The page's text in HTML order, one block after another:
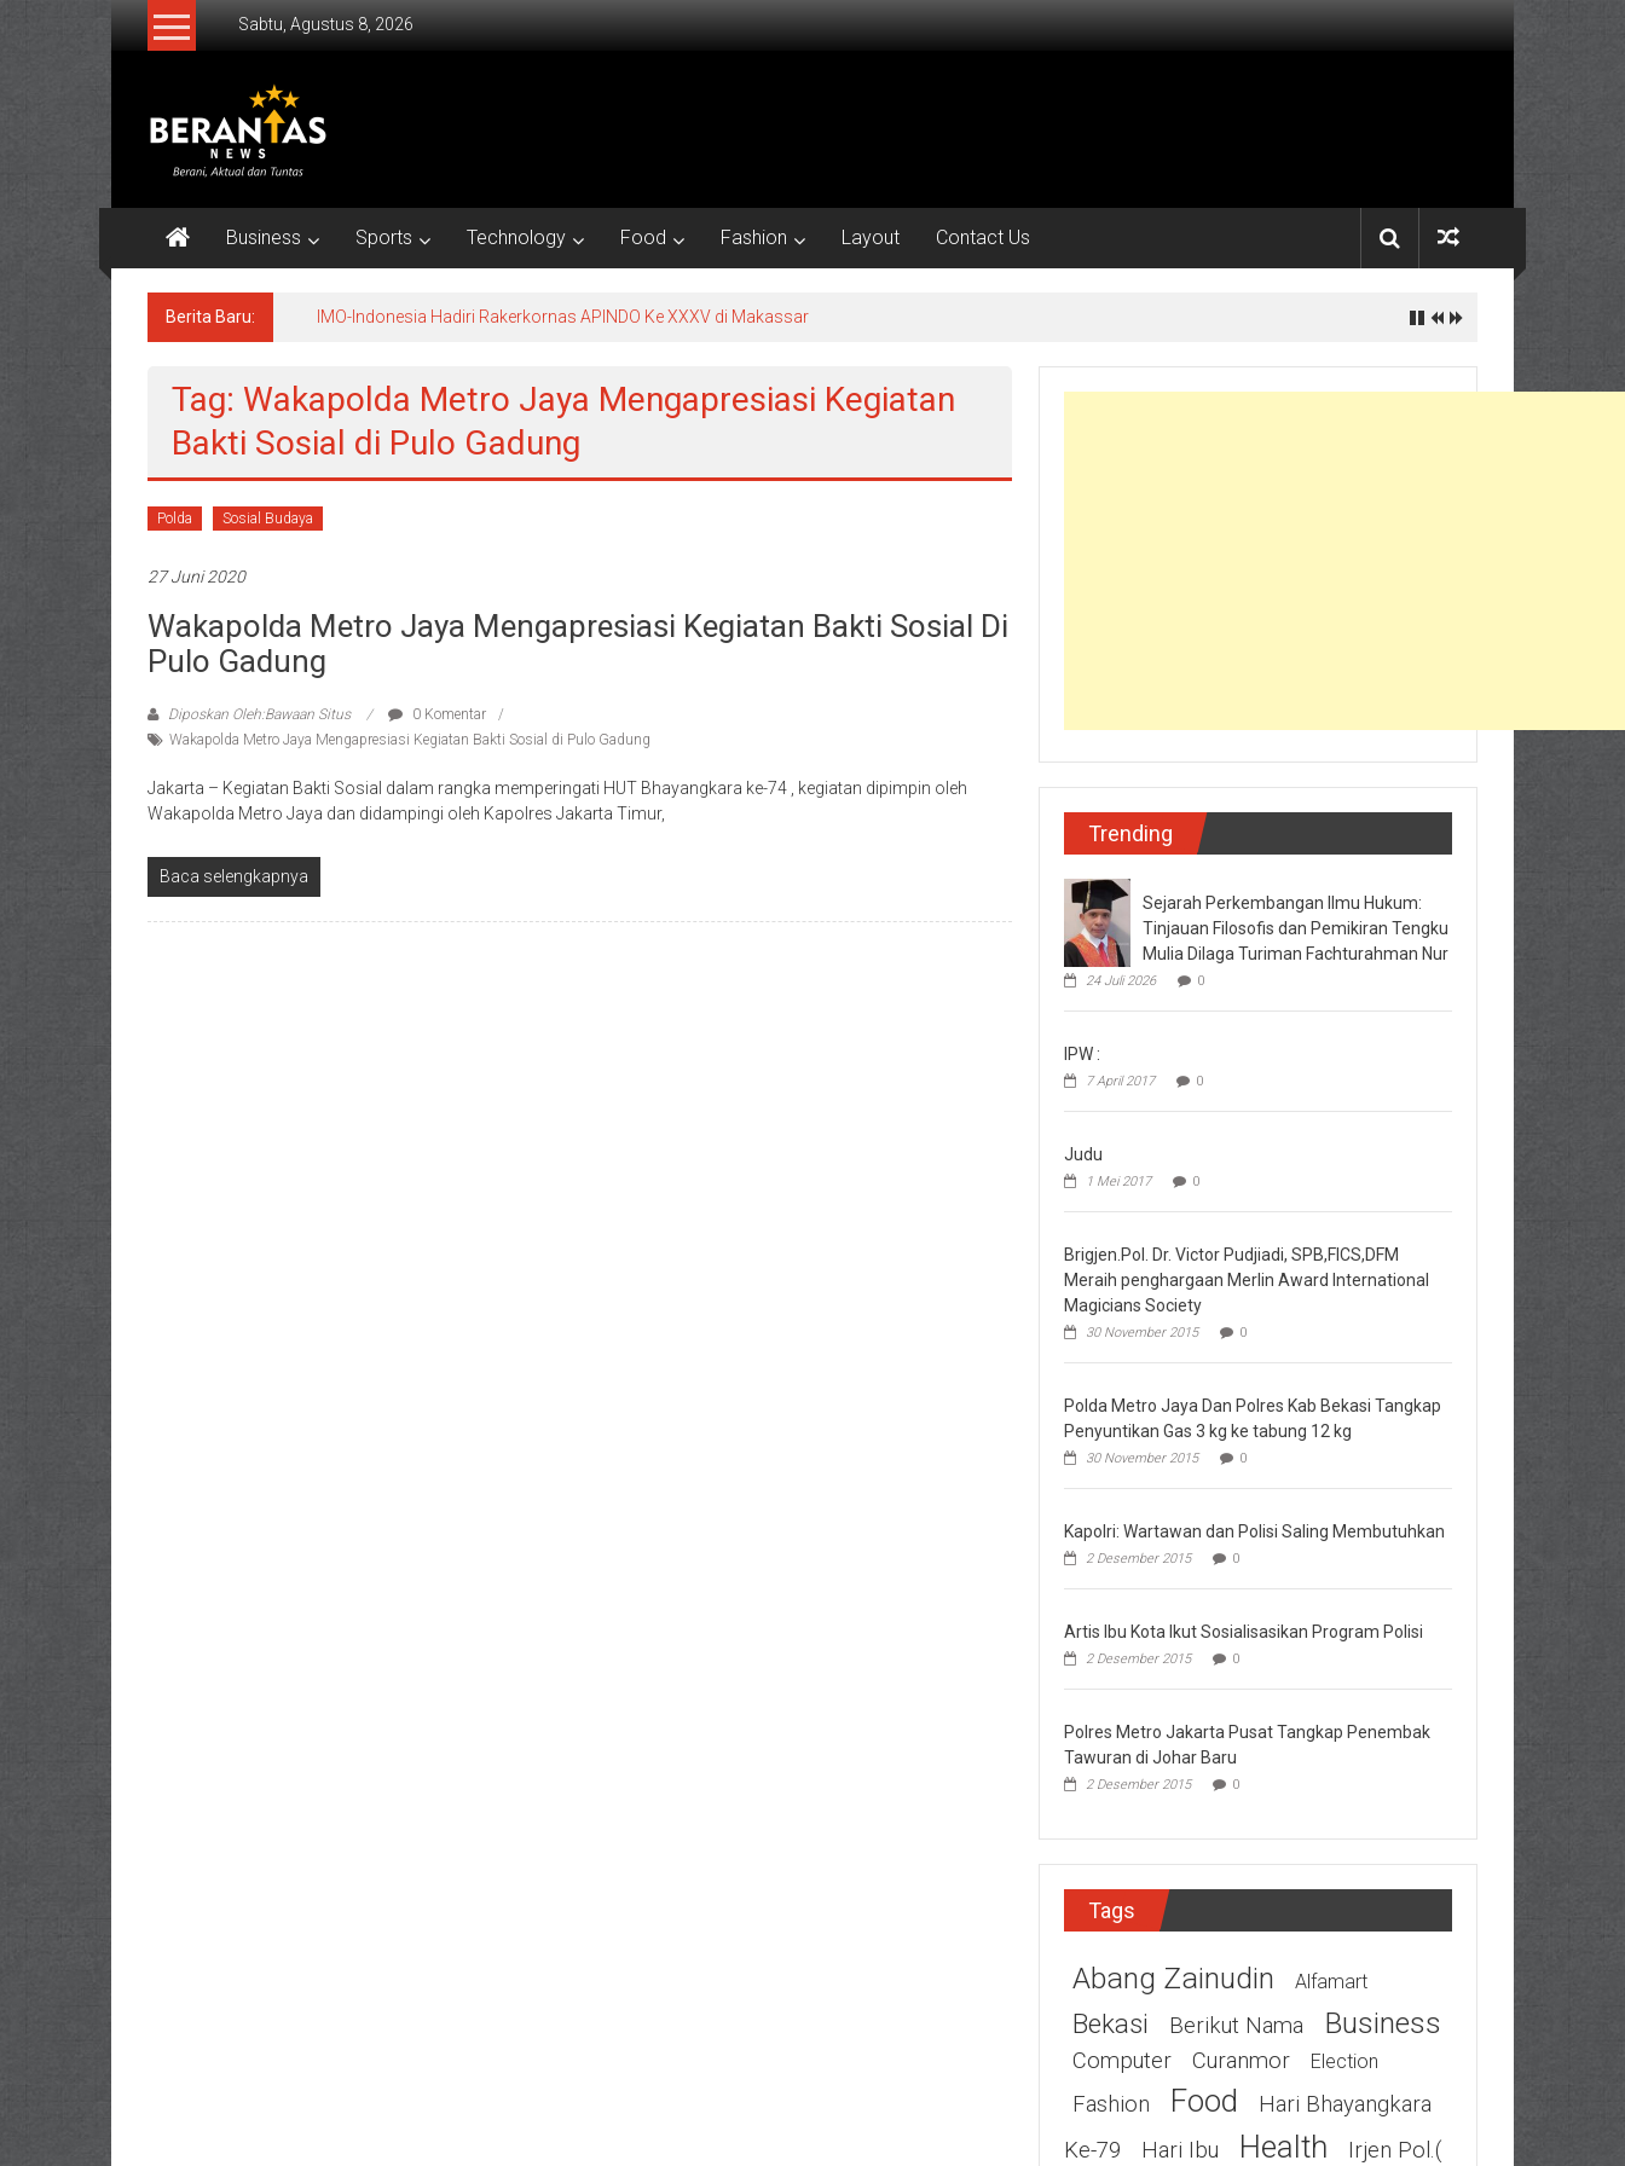
Lompat
Sabtu, Agustus 8, 2026
BERANTAS
NEWS
Tuntas.
Business Sports Technology Food Fashion Layout Contact Us
Berita Baru: IMO-Indonesia Hadiri Rakerkornas APINDO Ke XXXV di Makassar
Tag: Wakapolda Metro Jaya Mengapresiasi Kegiatan
Bakti Sosial di Pulo Gadung
Polda Sosial Budaya
27 Juni 2020
Wakapolda Metro Jaya Mengapresiasi Kegiatan Bakti Sosial Di
Pulo Gadung
Diposkan Oleh:Bawaan Situs
0 Komentar
Wakapolda Metro Jaya Mengapresiasi Kegiatan Bakti Sosial di Pulo Gadung
Jakarta – Kegiatan Bakti Sosial dalam rangka memperingati HUT Bhayangkara ke-74 , kegiatan dipimpin oleh
Wakapolda Metro Jaya dan didampingi oleh Kapolres Jakarta Timur,
Baca selengkapnya
Trending
Sejarah Perkembangan Ilmu Hukum:
Tinjauan Filosofis dan Pemikiran Tengku
Mulia Dilaga Turiman Fachturahman Nur
24 Juli 2026 0
IPW :
7 April 2017 0
Judu
1 Mei 2017 0
Brigjen.Pol. Dr. Victor Pudjiadi, SPB,FICS,DFM
Meraih penghargaan Merlin Award International
Magicians Society
30 November 2015 0
Polda Metro Jaya Dan Polres Kab Bekasi Tangkap
Penyuntikan Gas 3 kg ke tabung 12 kg
30 November 2015 0
Kapolri: Wartawan dan Polisi Saling Membutuhkan
2 Desember 2015 0
Artis Ibu Kota Ikut Sosialisasikan Program Polisi
2 Desember 2015 0
Polres Metro Jakarta Pusat Tangkap Penembak
Tawuran di Johar Baru
2 Desember 2015 0
Tags
Abang Zainudin Alfamart
Bekasi Berikut Nama Business
Computer Curanmor Election
Fashion Food
Hari Bhayangkara
Ke-79
Hari Ibu Health
Irjen Pol.(